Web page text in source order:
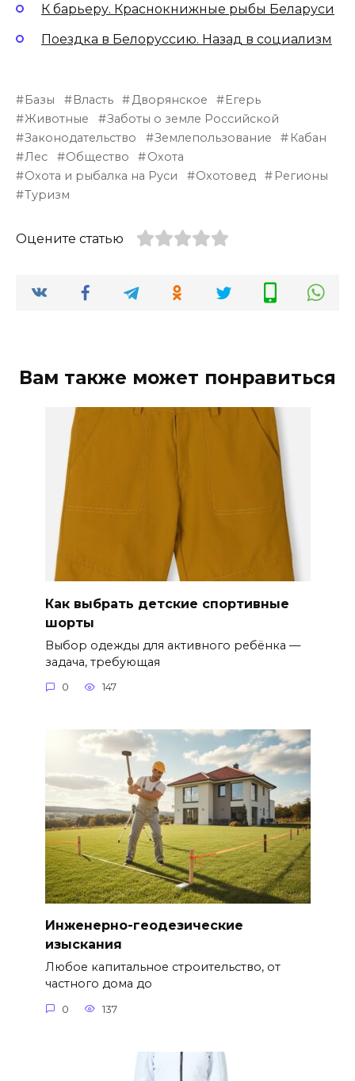
К барьеру. Краснокнижные рыбы Беларуси
Поездка в Белоруссию. Назад в социализм
Базы Власть Дворянское
Егерь
Животные
Заботы о земле Российской
Законодательство
Землепользование
Кабан
Лес
Общество
Охота
Охота и рыбалка на Руси
Охотовед
Регионы
Туризм
Оцените статью
Вам также может понравиться
Как выбрать детские спортивные
шорты
Выбор одежды для активного ребёнка —
задача, требующая
0 147
Инженерно-геодезические
изыскания
Любое капитальное строительство, от
частного дома до
0 137